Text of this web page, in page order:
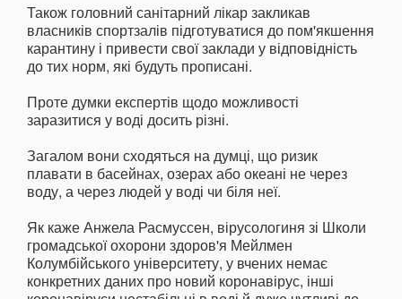
Також головний санітарний лікар закликав
власників спортзалів підготуватися до пом'якшення
карантину і привести свої заклади у відповідність
до тих норм, які будуть прописані.
Проте думки експертів щодо можливості
заразитися у воді досить різні.
Загалом вони сходяться на думці, що ризик
плавати в басейнах, озерах або океані не через
воду, а через людей у воді чи біля неї.
Як каже Анжела Расмуссен, вірусологиня зі Школи
громадської охорони здоров'я Мейлмен
Колумбійського університету, у вчених немає
конкретних даних про новий коронавірус, інші